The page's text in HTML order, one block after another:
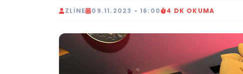
ZLINE 09.11.2023 - 16:00 4 DK OKUMA